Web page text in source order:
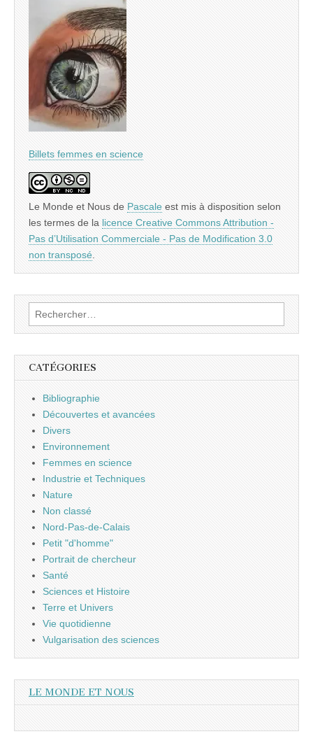
Billets femmes en science
Le Monde et Nous de Pascale est mis à disposition selon
les termes de la licence Creative Commons Attribution -
Pas d’Utilisation Commerciale - Pas de Modification 3.0
non transposé
Rechercher :
CATÉGORIES
Bibliographie
Découvertes et avancées
Divers
Environnement
Femmes en science
Industrie et Techniques
Nature
Non classé
Nord-Pas-de-Calais
Petit "d'homme"
Portrait de chercheur
Santé
Sciences et Histoire
Terre et Univers
Vie quotidienne
Vulgarisation des sciences
LE MONDE ET NOUS